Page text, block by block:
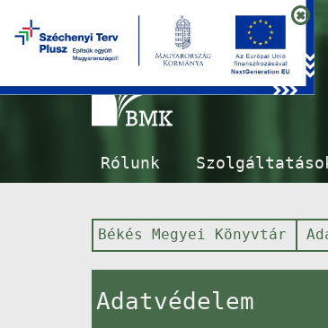
Rólunk
Békés Megyei Könyvtár
Adatvédelem